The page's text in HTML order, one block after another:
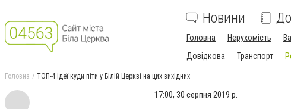
Новини
Головна Нерухомість
Довідкова
Транспорт
Головна ТОП-4 ідеї куди піти у Білій Церкві на цих вихідних
17:00, 30 серпня 2019 р.